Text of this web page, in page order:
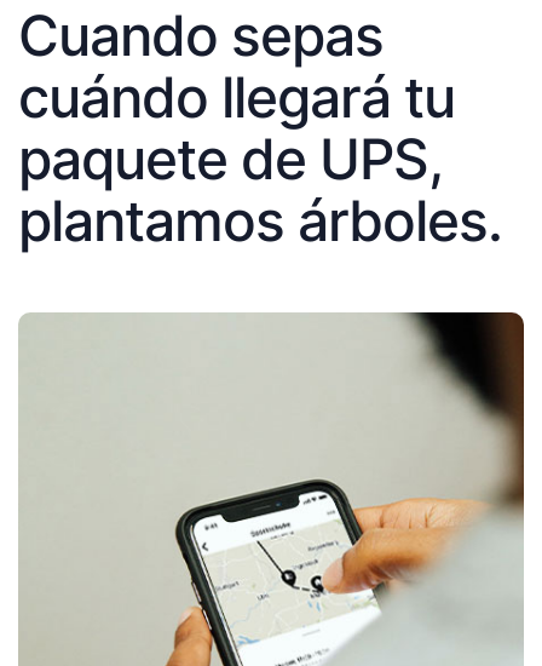
Cuando sepas
cuándo llegará tu
paquete de UPS,
plantamos árboles.